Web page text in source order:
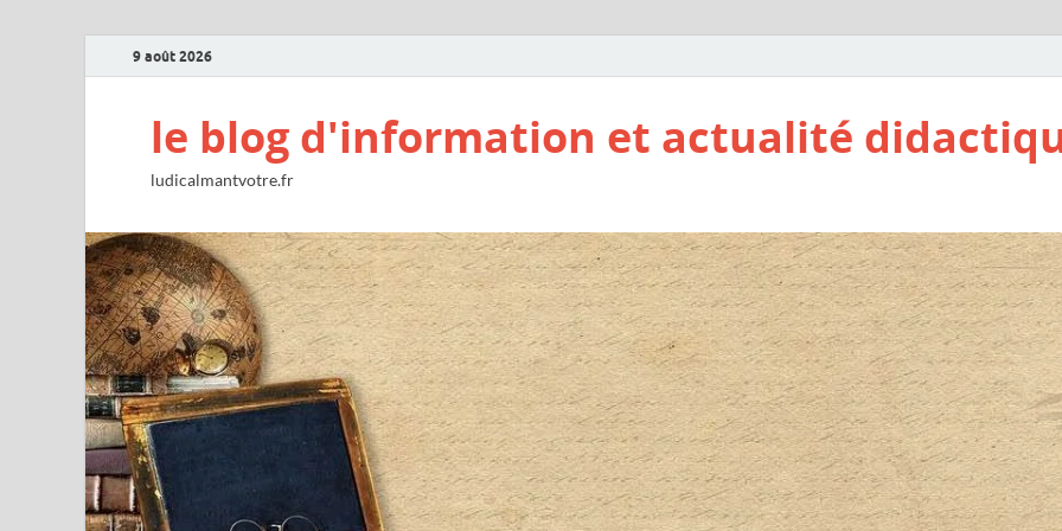
9 août 2026
le blog d'information et actualité
ludicalmantvotre.fr